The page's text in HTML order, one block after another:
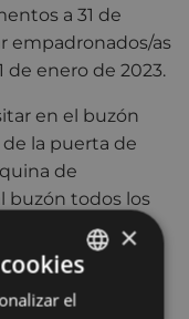
a 31 de
empadronados/as
de enero de 2023.
en el buzón
la puerta de
de
buzón todos los
en horario de
el número
BASQUE
×
el